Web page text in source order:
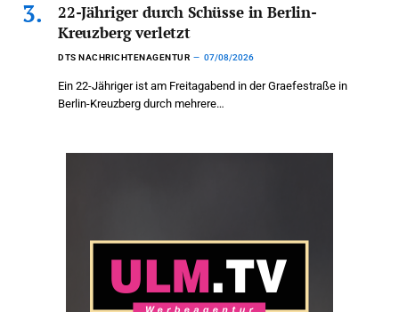
22-Jähriger durch Schüsse in Berlin-
Kreuzberg verletzt
DTS NACHRICHTENAGENTUR 07/08/2026
Ein 22-Jähriger ist am Freitagabend in der Graefestraße in
Berlin-Kreuzberg durch mehrere…